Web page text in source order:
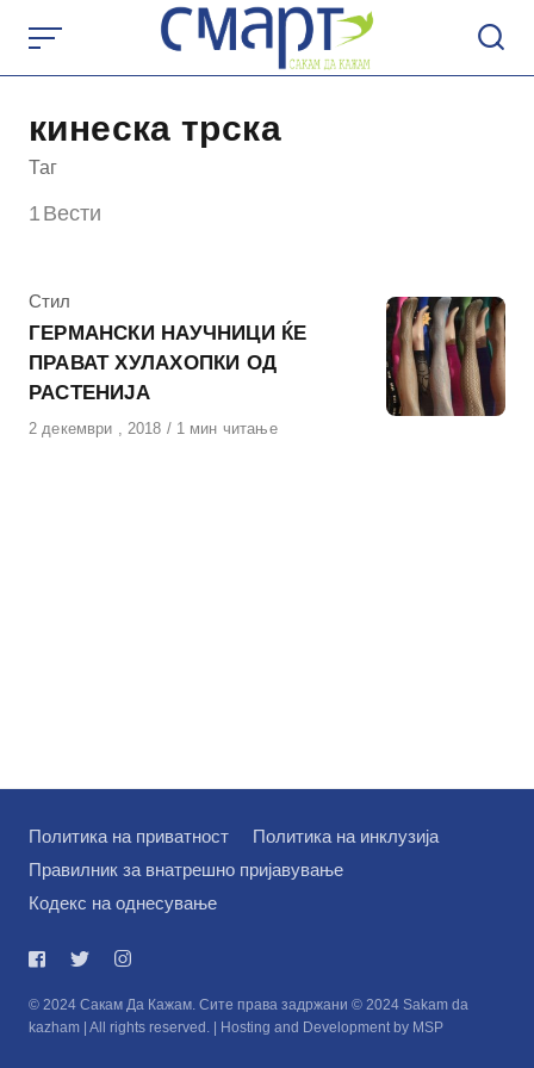
content
кинеска трска
Таг
1 Вести
КАтегорија
Стил
ГЕРМАНСКИ НАУЧНИЦИ ЌЕ
ПРАВАТ ХУЛАХОПКИ ОД
РАСТЕНИЈА
Објавено
2 декември , 2018 1 мин читање
Политика на приватност
Политика на инклузија
Правилник за внатрешно пријавување
Кодекс на однесување
© 2024 Сакам Да Кажам. Сите права задржани © 2024 Sakam da
kazham | All rights reserved. | Hosting and Development by MSP